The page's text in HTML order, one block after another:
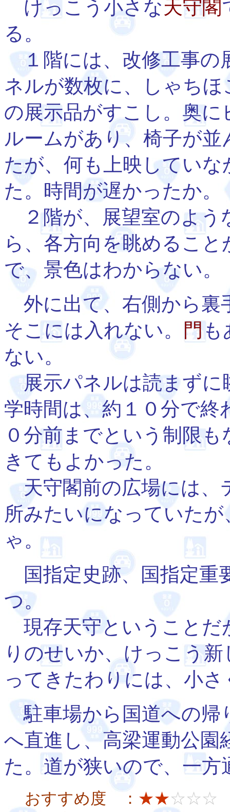
けっこう小さな天守閣
る。
１階には、改修工事の
ネルが数枚に、しゃちほ
の展示品がすこし。奥に
ルームがあり、椅子が並
たが、何も上映していな
た。時間が遅かったか。
２階が、展望室のよう
ら、各方向を眺めるこ
で、景色はわからない。
外に出て、右側から裏
そこには入れない。
門も
ない。
展示パネルは読まずに
学時間は、約１０分で
０分前までという制限
きてもよかった。
天守閣前の広場には、
所みたいになっていた
ゃ。
国指定史跡、国指定重
つ。
現存天守ということだ
りのせいか、けっこう
ってきたわりには、小
駐車場から国道への帰
へ直進し、高梁運動公
た。道が狭いので、一
おすすめ度 ： ★★☆☆☆